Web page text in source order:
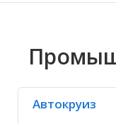
Автокруиз